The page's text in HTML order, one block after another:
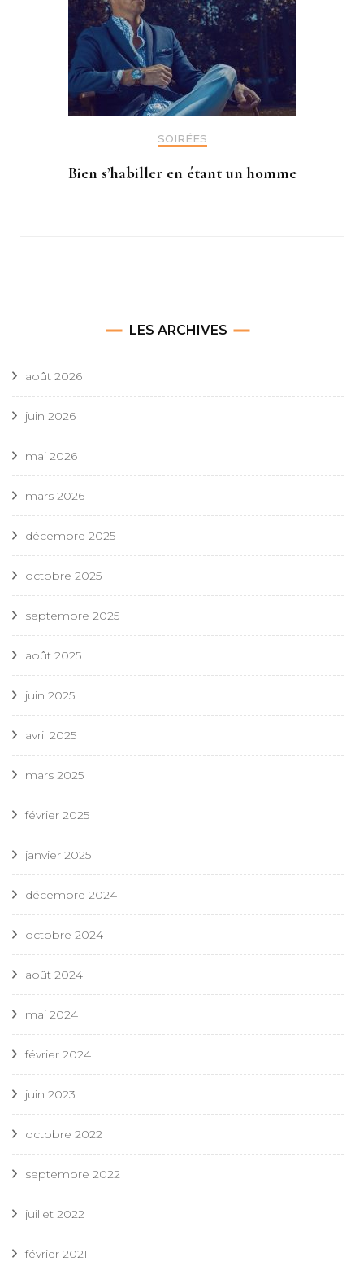
SOIRÉES
Bien s’habiller en étant un homme
LES ARCHIVES
août 2026
juin 2026
mai 2026
mars 2026
décembre 2025
octobre 2025
septembre 2025
août 2025
juin 2025
avril 2025
mars 2025
février 2025
janvier 2025
décembre 2024
octobre 2024
août 2024
mai 2024
février 2024
juin 2023
octobre 2022
septembre 2022
juillet 2022
février 2021